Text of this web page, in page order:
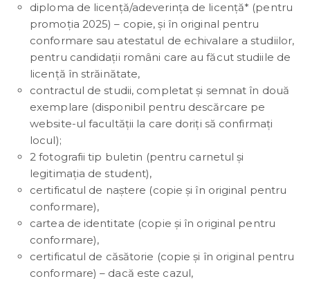
diploma de licență/adeverința de licență* (pentru
promoția 2025) – copie, și în original pentru
conformare sau atestatul de echivalare a studiilor,
pentru candidații români care au făcut studiile de
licență în străinătate,
contractul de studii, completat și semnat în două
exemplare (disponibil pentru descărcare pe
website-ul facultății la care doriți să confirmați
locul);
2 fotografii tip buletin (pentru carnetul și
legitimația de student),
certificatul de naștere (copie și în original pentru
conformare),
cartea de identitate (copie și în original pentru
conformare),
certificatul de căsătorie (copie și în original pentru
conformare) – dacă este cazul,